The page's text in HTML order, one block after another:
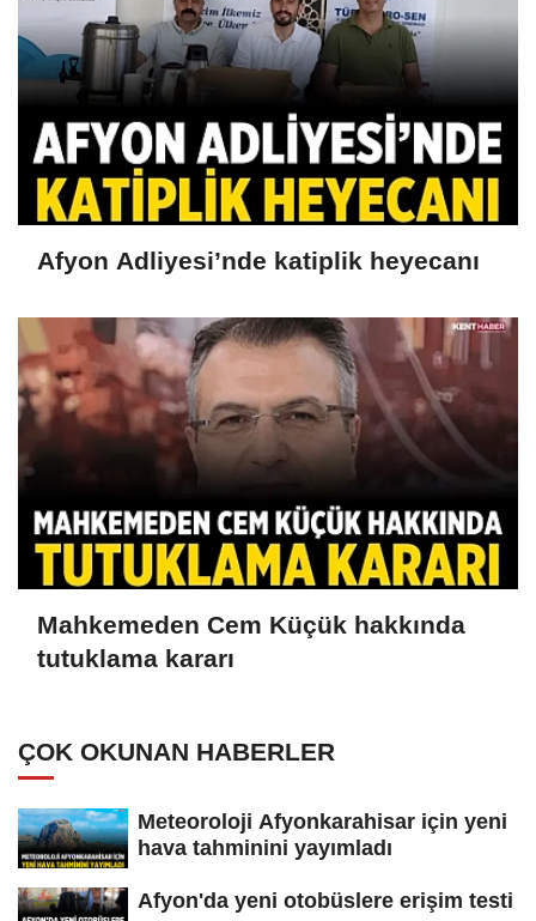
Afyon Adliyesi’nde katiplik heyecanı
Mahkemeden Cem Küçük hakkında
tutuklama kararı
ÇOK OKUNAN HABERLER
Meteoroloji Afyonkarahisar için yeni
hava tahminini yayımladı
Afyon'da yeni otobüslere erişim testi